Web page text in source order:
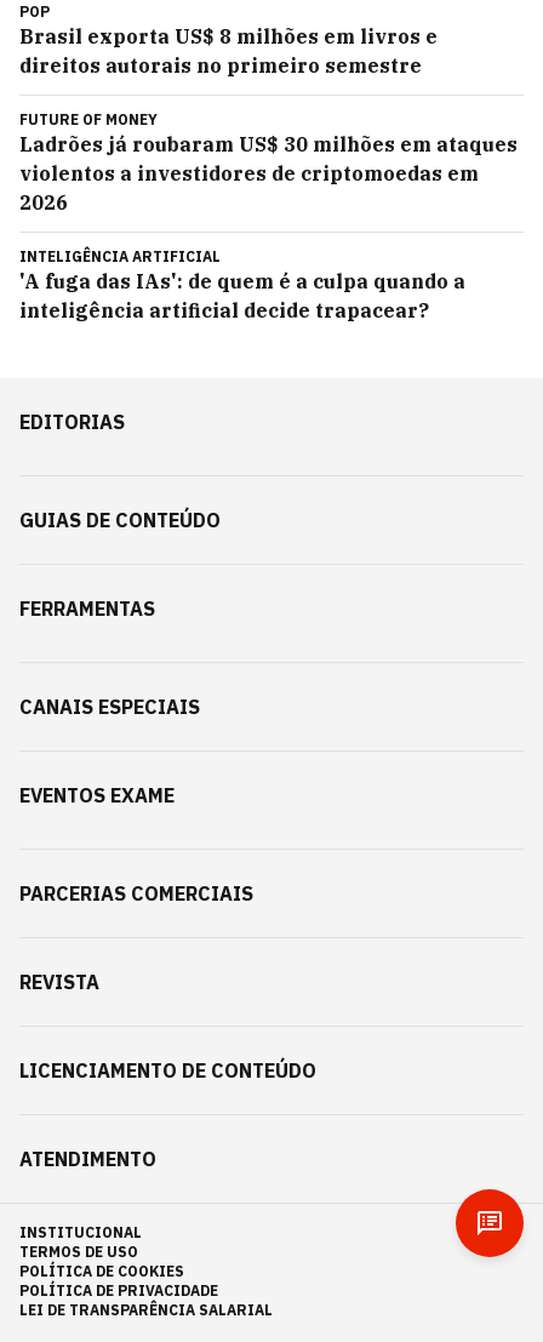
POP
Brasil exporta US$ 8 milhões em livros e
direitos autorais no primeiro semestre
FUTURE OF MONEY
Ladrões já roubaram US$ 30 milhões em ataques
violentos a investidores de criptomoedas em
2026
INTELIGÊNCIA ARTIFICIAL
'A fuga das IAs': de quem é a culpa quando a
inteligência artificial decide trapacear?
EDITORIAS
GUIAS DE CONTEÚDO
FERRAMENTAS
CANAIS ESPECIAIS
EVENTOS EXAME
PARCERIAS COMERCIAIS
REVISTA
LICENCIAMENTO DE CONTEÚDO
ATENDIMENTO
INSTITUCIONAL
TERMOS DE USO
POLÍTICA DE COOKIES
POLÍTICA DE PRIVACIDADE
LEI DE TRANSPARÊNCIA SALARIAL